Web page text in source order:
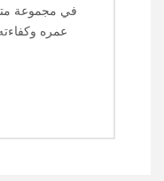
في مجموعة
عمره